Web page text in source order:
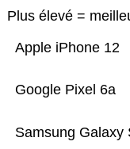
Plus élevé =
Samsung Galaxy
Google Pixel 6a
Apple iPhone 12